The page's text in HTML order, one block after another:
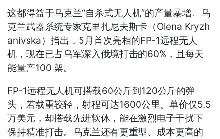
这都得益于乌克兰“自杀式无人机”的产量暴增。乌
克兰武器系统专家克里扎尼夫斯卡（Olena Kryzh
anivska）指出，5月首次亮相的FP-1远程无人
机，现在已占乌军深入俄境打击的60%，且每天
能量产100 架。
FP-1远程无人机可搭载60公斤到120公斤的弹
头，若载重较轻，射程可达1600公里。单价仅5.5
万美元，却搭载先进软体，能在激烈电子干扰下
保持精准打击。乌克兰还有更重型、成本更高的